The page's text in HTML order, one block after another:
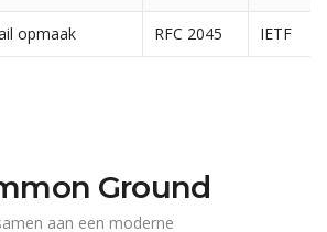
opmaak RFC 2045 IETF
Ground
aan een moderne